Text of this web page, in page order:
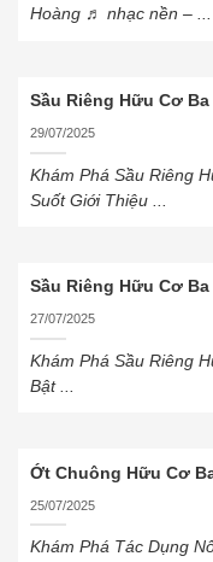
Hoàng ♬ nhạc nền – ...
Sầu Riêng Hữu Cơ
29/07/2025
Khám Phá Sầu Riêng
Suốt Giới Thiệu ...
Sầu Riêng Hữu Cơ
27/07/2025
Khám Phá Sầu Riêng
Bật ...
Ớt Chuông Hữu Cơ
25/07/2025
Khám Phá Tác Dụng